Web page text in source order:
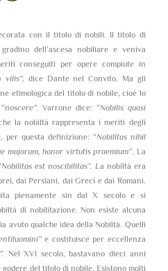
con il titolo di nobili. Il titolo di
dell’ascesa nobiliare e veniva
conseguiti per opere compiute in
vilis”, dice Dante nel Convito. Ma gli
etimologica del titolo di nobile, cioè lo
noscere”. Varrone dice: “Nobilis quasi
la nobiltà rappresenta i meriti degli
questa definizione: “Nobilitas nihil
majorum, honor virtutis praemium”. La
Nobilitas est noscibilitas”. La nobiltà era
dai Persiani, dai Greci e dai Romani.
pienamente sin dal X secolo e si
di nobilitazione. Non esiste alcuna
avuto qualche idea della Nobiltà. Quelli
e costituisce per eccellenza
Nel XVI secolo, bastavano dieci anni
del titolo di nobile. Esistono molti